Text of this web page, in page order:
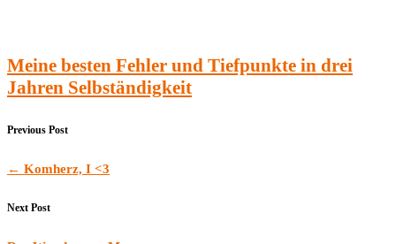
Meine besten Fehler und Tiefpunkte in drei
Jahren Selbständigkeit
Previous Post
← Komherz, I <3
Next Post